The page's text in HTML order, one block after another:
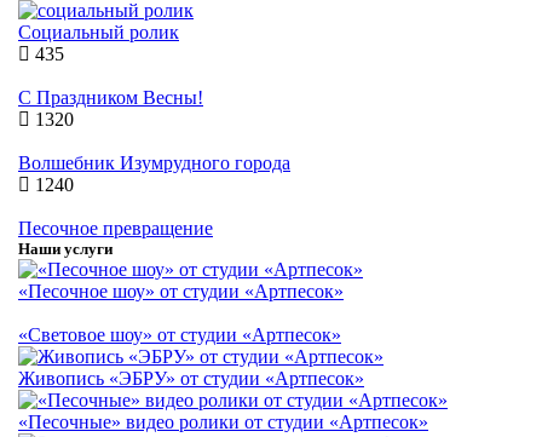
Социальный ролик
435
С Праздником Весны!
1320
Волшебник Изумрудного города
1240
Песочное превращение
Наши услуги
«Песочное шоу» от студии «Артпесок»
«Световое шоу» от студии «Артпесок»
Живопись «ЭБРУ» от студии «Артпесок»
«Песочные» видео ролики от студии «Артпесок»